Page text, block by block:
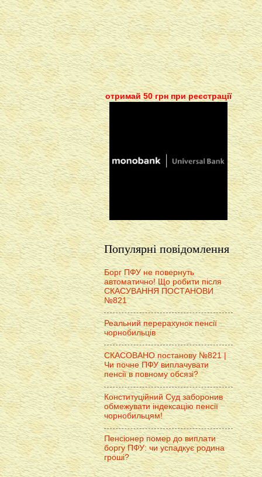
отримай 50 грн при реєстрації
Популярні повідомлення
Борг ПФУ не повернуть
автоматично! Що робити після
СКАСУВАННЯ ПОСТАНОВИ
№821
Реальний перерахунок пенсії
чорнобильців
СКАСОВАНО постанову №821 |
Чи почне ПФУ виплачувати
пенсії в повному обсязі?
Конституційний Суд заборонив
обмежувати індексацію пенсії
чорнобильцям!
Пенсіонер помер до виплати
боргу ПФУ: чи успадкує родина
гроші?